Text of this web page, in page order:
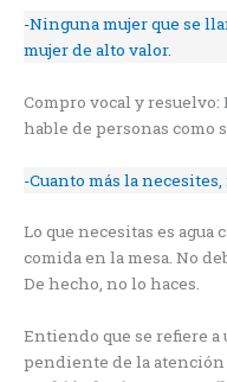
-Ninguna mujer que se
mujer de alto valor.
Compro vocal y resuelvo:
hable de personas como
-Cuanto más la
Lo que necesitas es
comida en la mesa. No
De hecho, no lo haces.
Entiendo que se refiere
pendiente de la atención